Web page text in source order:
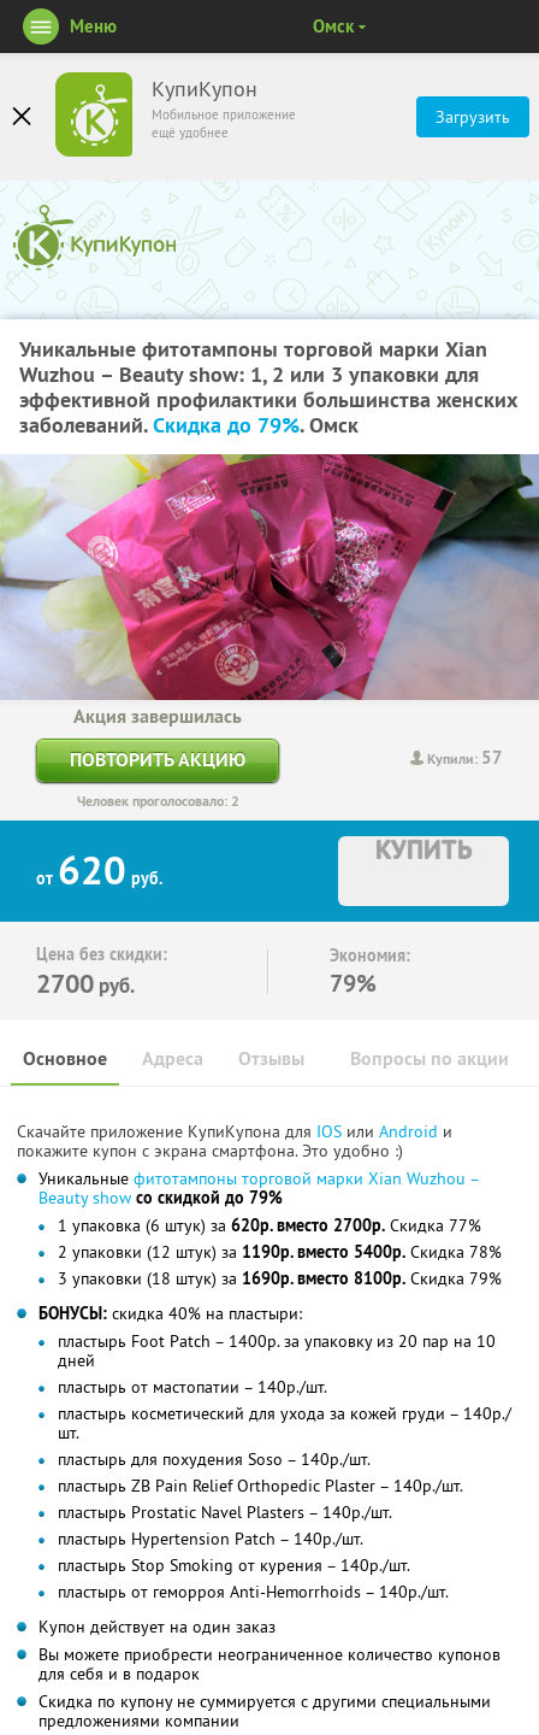
КупиКупон
Мобильное приложение
ещё удобнее
Загрузить
Меню Омск
Уникальные фитотампоны торговой марки Xian
Wuzhou – Beauty show: 1, 2 или 3 упаковки для
эффективной профилактики большинства женских
заболеваний.Скидка до 79%. Омск
Купили: 57
Акция завершилась
ПОВТОРИТЬ АКЦИЮ
Человек проголосовало: 2
от 620 руб.
КУПИТЬ
Цена без скидки:
2700 руб.
Экономия:
79%
Основное Отзывы Вопросы по акции
Адреса
Скачайте приложение КупиКупона для IOS или Android и
покажите купон с экрана смартфона. Это удобно :)
Уникальные фитотампоны торговой марки Xian Wuzhou –
Beauty show со скидкой до 79%
1 упаковка (6 штук) за 620р. вместо 2700р. Скидка 77%
2 упаковки (12 штук) за 1190р. вместо 5400р. Скидка 78%
3 упаковки (18 штук) за 1690р. вместо 8100р. Скидка 79%
БОНУСЫ: скидка 40% на пластыри:
пластырь Foot Patch – 1400р. за упаковку из 20 пар на 10
дней
пластырь от мастопатии – 140р./шт.
пластырь косметический для ухода за кожей груди – 140р./
шт.
пластырь для похудения Soso – 140р./шт.
пластырь ZB Pain Relief Orthopedic Plaster – 140р./шт.
пластырь Prostatic Navel Plasters – 140р./шт.
пластырь Hypertension Patch – 140р./шт.
пластырь Stop Smoking от курения – 140р./шт.
пластырь от геморроя Anti-Hemorrhoids – 140р./шт.
Купон действует на один заказ
Вы можете приобрести неограниченное количество купонов
для себя и в подарок
Скидка по купону не суммируется с другими специальными
предложениями компании